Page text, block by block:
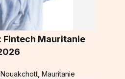
Fintech Mauritanie
Mauritanie